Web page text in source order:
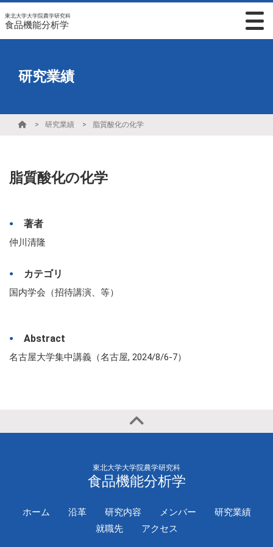
東北大学大学院農学研究科
食品機能分析学
研究業績
研究業績 脂質酸化の化学
脂質酸化の化学
著者
仲川清隆
カテゴリ
国内学会（招待講演、等）
Abstract
名古屋大学集中講義（名古屋, 2024/8/6-7）
東北大学大学院農学研究科
食品機能分析学
ホーム 沿革 研究内容 メンバー
研究業績
就職先
アクセス